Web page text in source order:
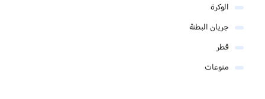
الوكرة
جريان البطنة
قطر
منوعات